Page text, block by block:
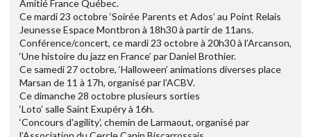
Amitié France Québec.
Ce mardi 23 octobre ‘Soirée Parents et Ados’ au Point Relais
Jeunesse Espace Montbron à 18h30 à partir de 11ans.
Conférence/concert, ce mardi 23 octobre à 20h30 à l’Arcanson,
‘Une histoire du jazz en France’ par Daniel Brothier.
Ce samedi 27 octobre, ‘Halloween’ animations diverses place
Marsan de 11 à 17h, organisé par l’ACBV.
Ce dimanche 28 octobre plusieurs sorties
‘Loto’ salle Saint Exupéry à 16h.
‘Concours d'agility’, chemin de Larmaout, organisé par